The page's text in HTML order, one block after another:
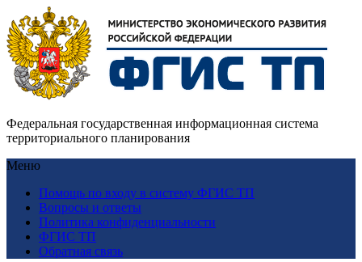
Федеральная государственная информационная система
территориального планирования
Меню
Помощь по входу в систему ФГИС ТП
Вопросы и ответы
Политика конфиденциальности
ФГИС ТП
Обратная связь